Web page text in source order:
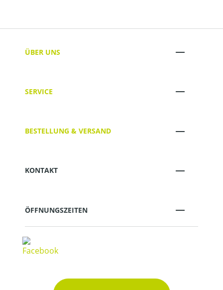
ÜBER UNS
SERVICE
BESTELLUNG & VERSAND
KONTAKT
ÖFFNUNGSZEITEN